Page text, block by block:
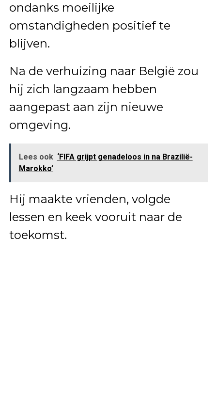
ondanks moeilijke
omstandigheden positief te
blijven.
Na de verhuizing naar België zou
hij zich langzaam hebben
aangepast aan zijn nieuwe
omgeving.
Lees ook ‘FIFA grijpt genadeloos in na Brazilië-
Marokko’
Hij maakte vrienden, volgde
lessen en keek vooruit naar de
toekomst.